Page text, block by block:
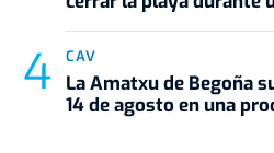
CAV
La Amatxu de Begoña
14 de agosto en una